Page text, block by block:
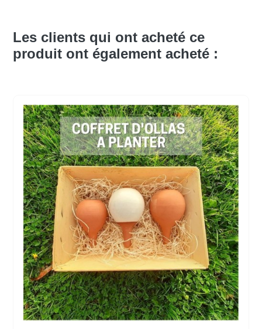
Les clients qui ont acheté ce
produit ont également acheté :